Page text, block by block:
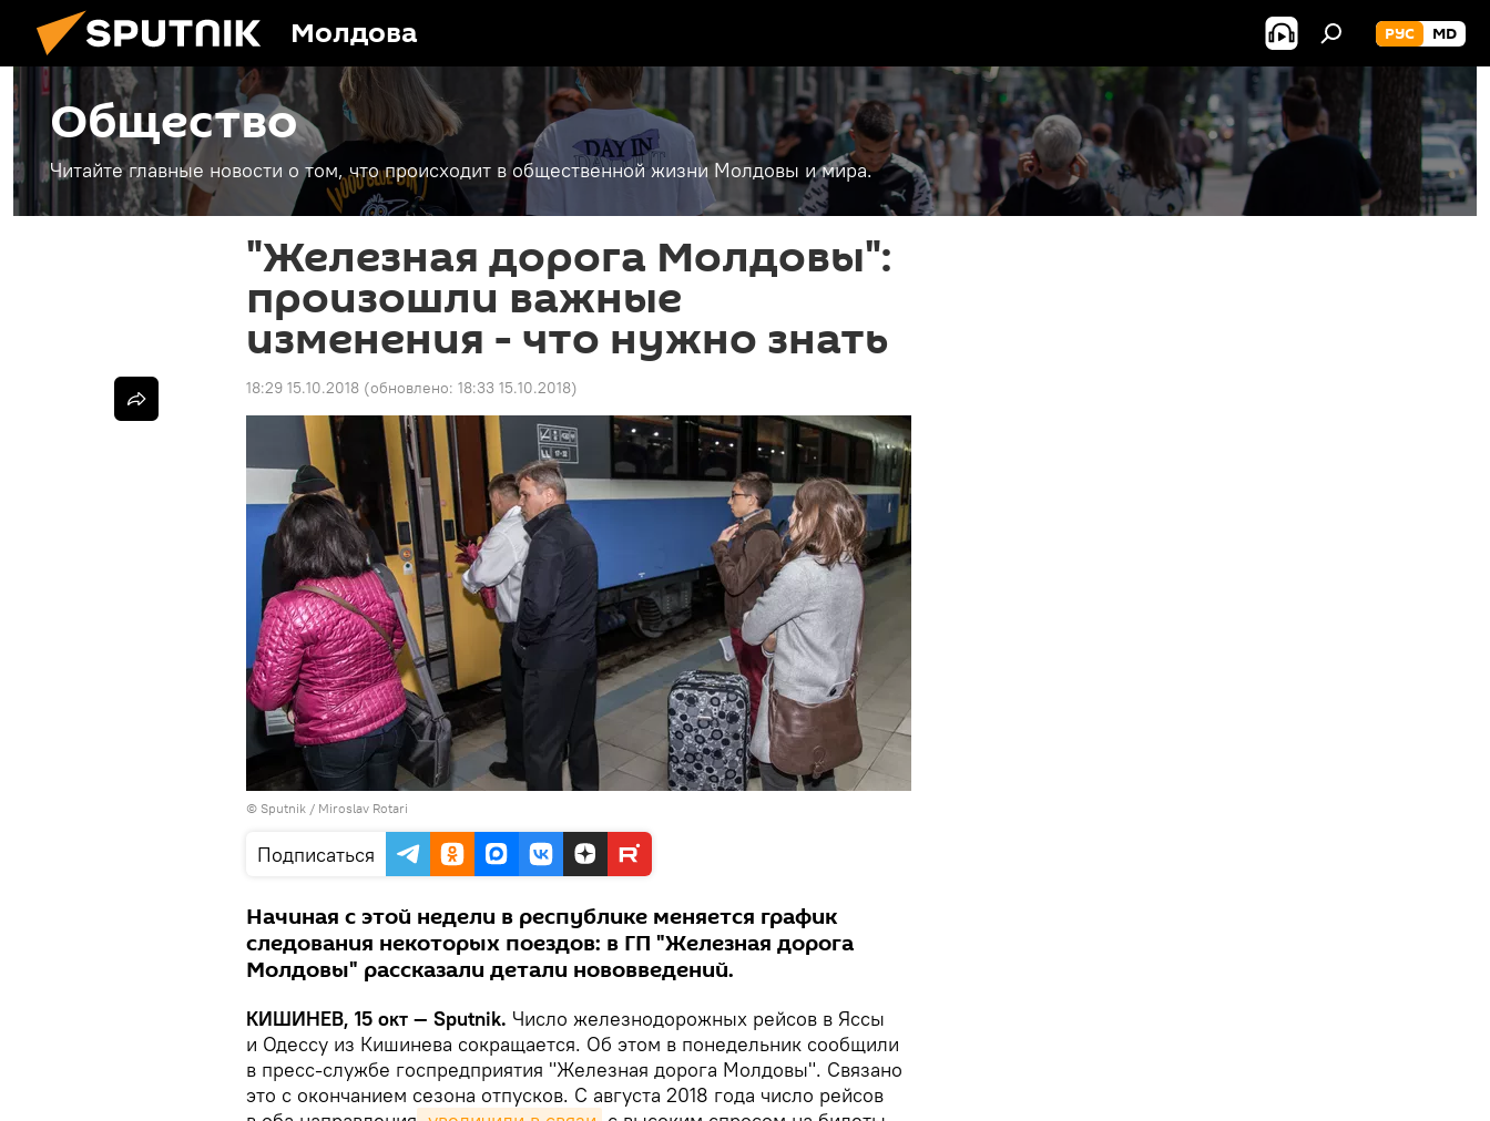
Молдова РУС MD
Общество
Читайте главные новости о том, что происходит в общественной жизни Молдовы и мира.
"Железная дорога Молдовы":
произошли важные
изменения - что нужно знать
18:29 15.10.2018 (обновлено: 18:33 15.10.2018)
© Sputnik / Miroslav Rotari
Подписаться
Начиная с этой недели в республике меняется график
следования некоторых поездов: в ГП "Железная дорога
Молдовы" рассказали детали нововведений.
КИШИНЕВ, 15 окт — Sputnik. Число железнодорожных рейсов в Яссы
и Одессу из Кишинева сокращается. Об этом в понедельник сообщили
в пресс-службе госпредприятия "Железная дорога Молдовы". Связано
это с окончанием сезона отпусков. С августа 2018 года число рейсов